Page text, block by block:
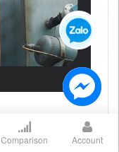
Comparison Account